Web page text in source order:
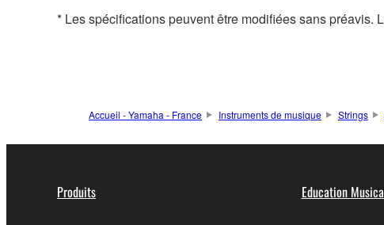
* Les spécifications peuvent être modifiées sans
Accueil - Yamaha - France Instruments de musique Strings
Produits Education